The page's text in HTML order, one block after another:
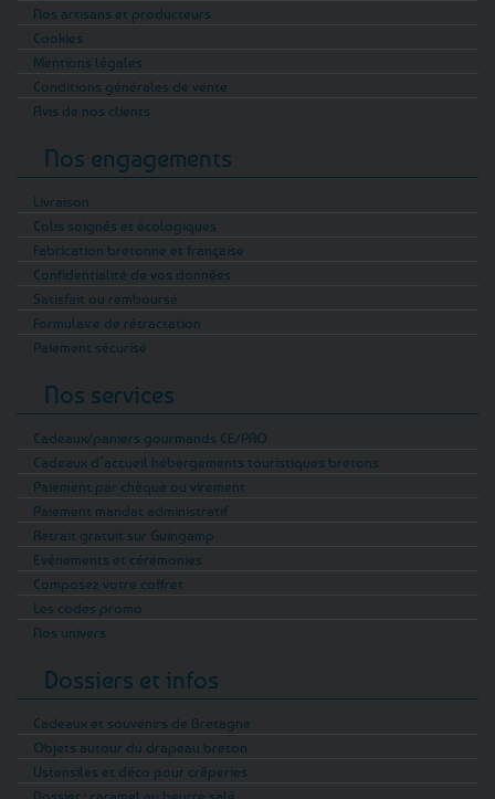
Nos artisans et producteurs
Cookies
Mentions légales
Conditions générales de vente
Avis de nos clients
Nos engagements
Livraison
Colis soignés et écologiques
Fabrication bretonne et française
Confidentialité de vos données
Satisfait ou remboursé
Formulaire de rétractation
Paiement sécurisé
Nos services
Cadeaux/paniers gourmands CE/PRO
Cadeaux d’accueil hébergements touristiques bretons
Paiement par chèque ou virement
Paiement mandat administratif
Retrait gratuit sur Guingamp
Evénements et cérémonies
Composez votre coffret
Les codes promo
Nos univers
Dossiers et infos
Cadeaux et souvenirs de Bretagne
Objets autour du drapeau breton
Ustensiles et déco pour crêperies